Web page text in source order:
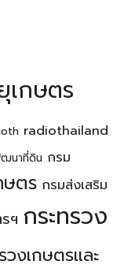
เกษตร
radiothailand
นาที่ดิน กรม
ษตร กรมส่งเสริม
ฯ กระทรวง
วงเกษตรเเละ